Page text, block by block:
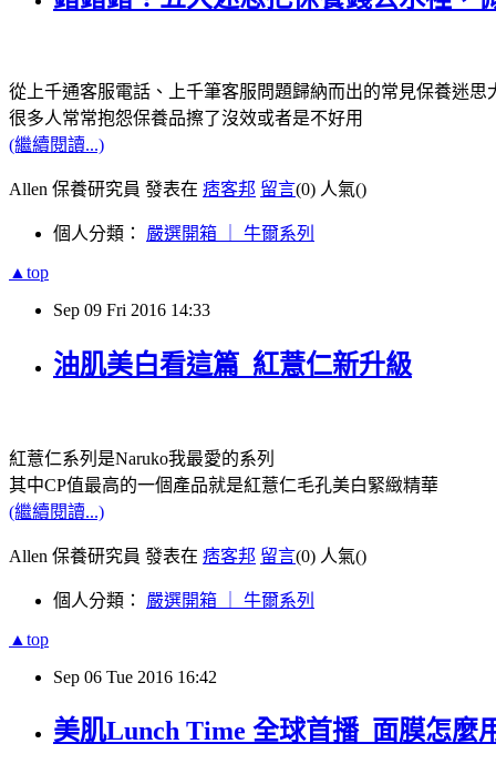
從上千通客服電話、上千筆客服問題歸納而出的常見保養迷思
很多人常常抱怨保養品擦了沒效或者是不好用
(繼續閱讀...)
Allen 保養研究員 發表在 痞客邦 留言(0) 人氣()
個人分類： 嚴選開箱 ｜ 牛爾系列
▲top
Sep 09 Fri 2016 14:33
油肌美白看這篇_紅薏仁新升級
紅薏仁系列是Naruko我最愛的系列
其中CP值最高的一個產品就是紅薏仁毛孔美白緊緻精華
(繼續閱讀...)
Allen 保養研究員 發表在 痞客邦 留言(0) 人氣()
個人分類： 嚴選開箱 ｜ 牛爾系列
▲top
Sep 06 Tue 2016 16:42
美肌Lunch Time 全球首播_面膜怎麼